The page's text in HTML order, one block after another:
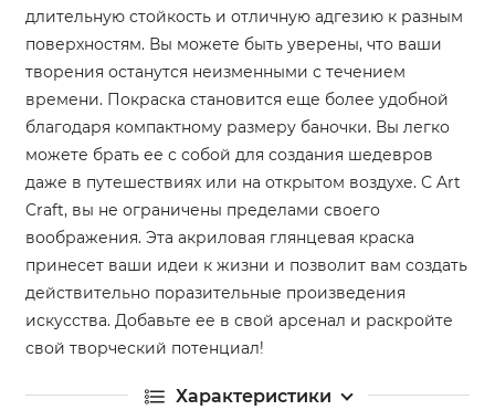
длительную стойкость и отличную адгезию к разным
поверхностям. Вы можете быть уверены, что ваши
творения останутся неизменными с течением
времени. Покраска становится еще более удобной
благодаря компактному размеру баночки. Вы легко
можете брать ее с собой для создания шедевров
даже в путешествиях или на открытом воздухе. С Art
Craft, вы не ограничены пределами своего
воображения. Эта акриловая глянцевая краска
принесет ваши идеи к жизни и позволит вам создать
действительно поразительные произведения
искусства. Добавьте ее в свой арсенал и раскройте
свой творческий потенциал!
Характеристики